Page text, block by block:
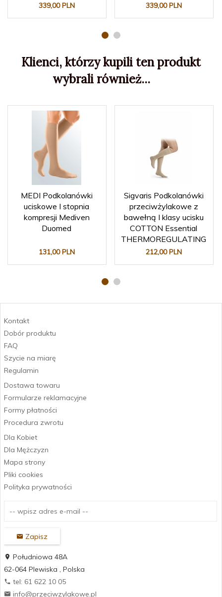
339,00 PLN 339,00 PLN
Klienci, którzy kupili ten produkt
wybrali również...
MEDI Podkolanówki
uciskowe I stopnia
kompresji Mediven
Duomed
131,00 PLN
Sigvaris Podkolanówki
przeciwżylakowe z
bawełną I klasy ucisku
COTTON Essential
THERMOREGULATING
212,00 PLN
Kontakt
Dobór produktu
FAQ
Szycie na miarę
Regulamin
Dostawa towaru
Formularze reklamacyjne
Formy płatności
Procedura zwrotu
Dla Kobiet
Dla Mężczyzn
Mapa strony
Pliki cookies
Polityka prywatności
Zapisz
Południowa 48A
62-064 Plewiska , Polska
tel: 61 622 10 05
info@przeciwzylakowe.pl